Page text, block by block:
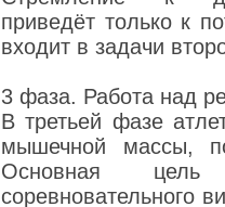
приведёт только к
входит в задачи
3 фаза. Работа над
В третьей фазе
мышечной массы,
Основная
соревновательного